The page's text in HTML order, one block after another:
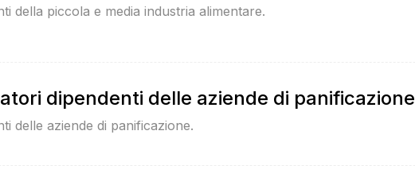
della piccola e media industria alimentare.
dipendenti delle aziende di panificazione
delle aziende di panificazione.